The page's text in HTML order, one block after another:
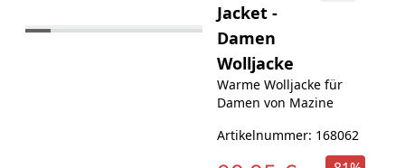
Jacket -
Damen
Wolljacke
Warme Wolljacke für
Damen von Mazine
Artikelnummer: 168062